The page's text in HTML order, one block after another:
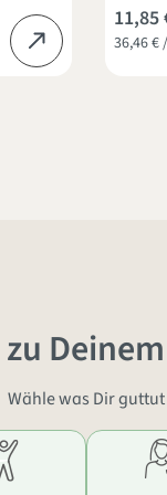
36,46 €
11,85
Wähle was Dir guttut